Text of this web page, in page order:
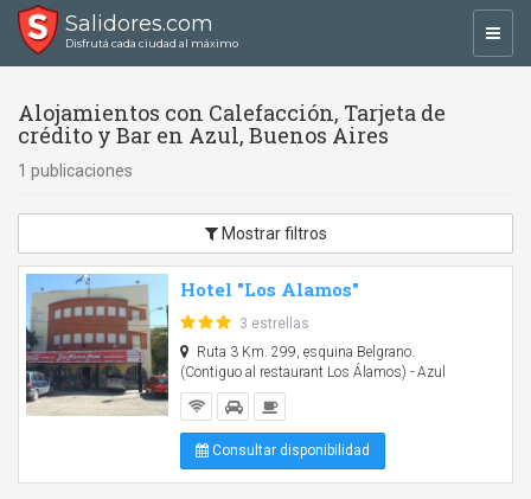
Salidores.com
Disfrutá cada ciudad al máximo
Alojamientos con Calefacción, Tarjeta de
crédito y Bar en Azul, Buenos Aires
1 publicaciones
Mostrar filtros
Hotel "Los Alamos"
3 estrellas
Ruta 3 Km. 299, esquina Belgrano.
(Contiguo al restaurant Los Álamos) - Azul
Consultar disponibilidad